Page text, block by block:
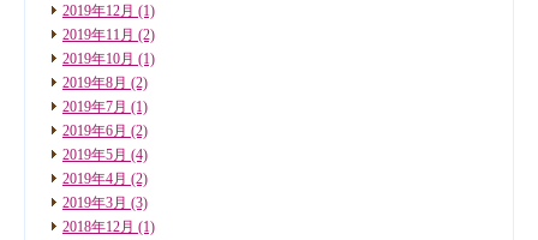
2019年12月 (1)
2019年11月 (2)
2019年10月 (1)
2019年8月 (2)
2019年7月 (1)
2019年6月 (2)
2019年5月 (4)
2019年4月 (2)
2019年3月 (3)
2018年12月 (1)